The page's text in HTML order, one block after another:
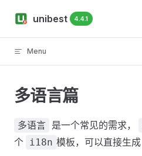
Skip to content
unibest 4.4.1
Menu
多语言篇
多语言 是一个常见的需求，
个 i18n 模板，可以直接生成